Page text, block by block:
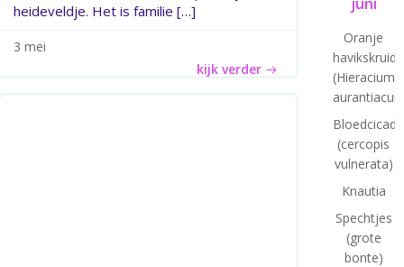
heideveldje. Het is familie […]
3 mei
kijk verder
Oranje
havikskruid
(Hieracium
Bloedcicade
(cercopis
vulnerata)
Knautia
Spechtjes
(grote
bonte)